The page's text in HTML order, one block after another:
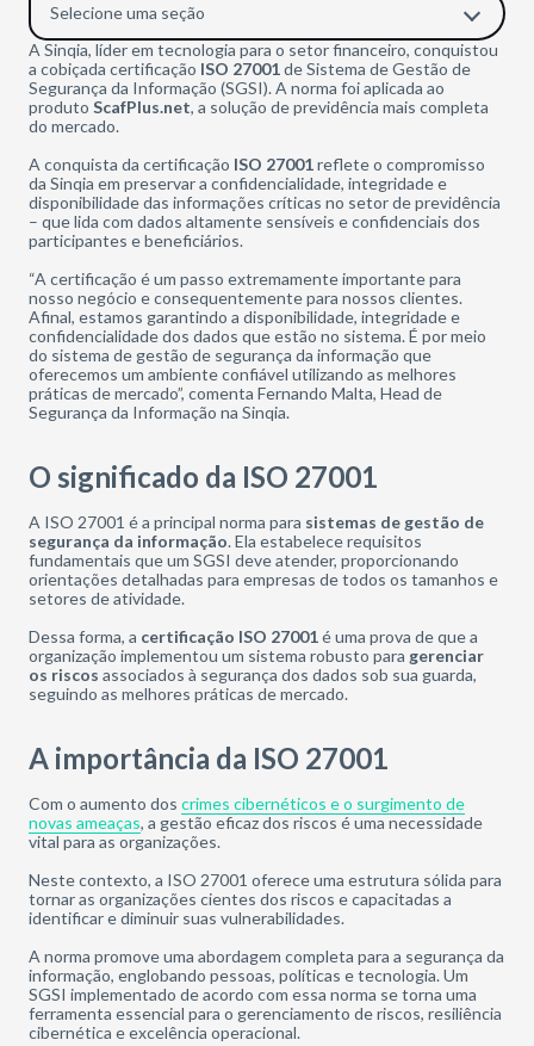
Selecione uma seção
A Sinqia, líder em tecnologia para o setor financeiro, conquistou
a cobiçada certificação ISO 27001de Sistema de Gestão de
Segurança da Informação (SGSI). A norma foi aplicada ao
produto ScafPlus.net, a solução de previdência mais completa
do mercado.
A conquista da certificação ISO 27001reflete o compromisso
da Sinqia em preservar a confidencialidade, integridade e
disponibilidade das informações críticas no setor de previdência
– que lida com dados altamente sensíveis e confidenciais dos
participantes e beneficiários.
“A certificação é um passo extremamente importante para
nosso negócio e consequentemente para nossos clientes.
Afinal, estamos garantindo a disponibilidade, integridade e
confidencialidade dos dados que estão no sistema. É por meio
do sistema de gestão de segurança da informação que
oferecemos um ambiente confiável utilizando as melhores
práticas de mercado”, comenta Fernando Malta, Head de
Segurança da Informação na Sinqia.
O significado da ISO 27001
A ISO 27001 é a principal norma para sistemas de gestão de
segurança da informação. Ela estabelece requisitos
fundamentais que um SGSI deve atender, proporcionando
orientações detalhadas para empresas de todos os tamanhos e
setores de atividade.
Dessa forma, a certificação ISO 27001é uma prova de que a
organização implementou um sistema robusto para gerenciar
os riscos associados à segurança dos dados sob sua guarda,
seguindo as melhores práticas de mercado.
A importância da ISO 27001
Com o aumento dos crimes cibernéticos e o surgimento de
novas ameaças, a gestão eficaz dos riscos é uma necessidade
vital para as organizações.
Neste contexto, a ISO 27001 oferece uma estrutura sólida para
tornar as organizações cientes dos riscos e capacitadas a
identificar e diminuir suas vulnerabilidades.
A norma promove uma abordagem completa para a segurança da
informação, englobando pessoas, políticas e tecnologia. Um
SGSI implementado de acordo com essa norma se torna uma
ferramenta essencial para o gerenciamento de riscos, resiliência
cibernética e excelência operacional.